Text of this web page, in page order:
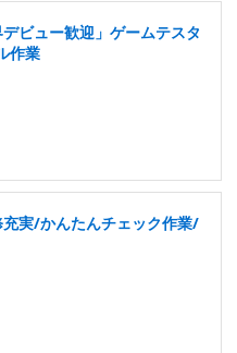
ビュー歓迎」ゲームテスタ
作業
実/かんたんチェック作業/